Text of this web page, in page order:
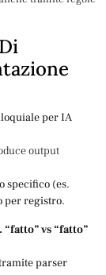
per IA
output
specifico (es.
per registro.
vs “fatto”
parser